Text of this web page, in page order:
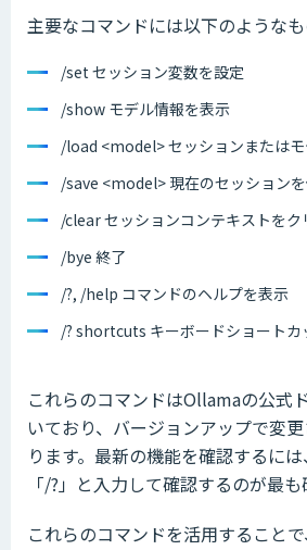
主要なコマンドには以下のようなも
/set セッション変数を設定
/show モデル情報を表示
/load <model> セッションまたは
/save <model> 現在のセッション
/clear セッションコンテキストをク
/bye 終了
/?, /help コマンドのヘルプを表示
/? shortcuts キーボードショートカ
これらのコマンドはOllamaの公式
いており、バージョンアップで変
ります。最新の機能を確認するに
「/?」と入力して確認するのが最も
これらのコマンドを活用すること